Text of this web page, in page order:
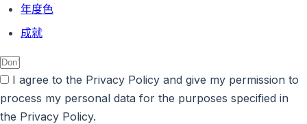
年度色
成就
I agree to the Privacy Policy and give my permission to
process my personal data for the purposes specified in
the Privacy Policy.